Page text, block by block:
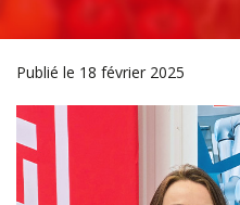
Publié le 18 février 2025